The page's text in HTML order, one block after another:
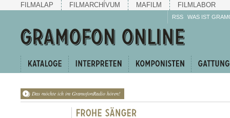
FILMALAP FILMARCHÍVUM MAFILM FILMLABOR
RSS WAS IST
Das möchte ich im GramofonRadio hören!